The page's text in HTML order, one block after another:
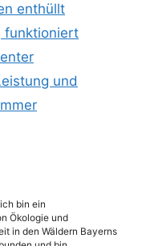
enthüllt
funktioniert
und
bin ein
Ökologie und
in den Wäldern Bayerns